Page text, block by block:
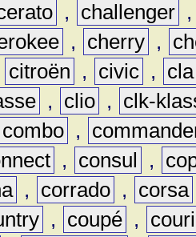
, challenger
, cherry ,
citroën , civic ,
cla
, clio ,
clk-
combo ,
, consul ,
, corrado , corsa
, coupé ,